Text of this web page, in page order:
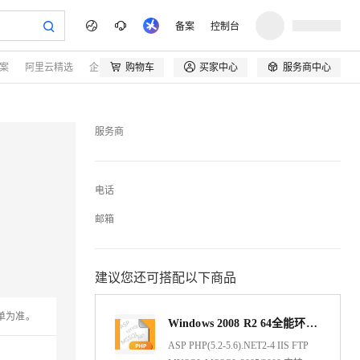
备案 控制台
阿里云精选 企业查询
 购物车  买家中心  服务商中心
准。
服务商
电话
邮箱
建议您还可搭配以下商品
Windows 2008 R2 64全能环境 ASP PHP .NET IIS FTP MYSQL MSSQL
ASP PHP(5.2-5.6).NET2-4 IIS FTP